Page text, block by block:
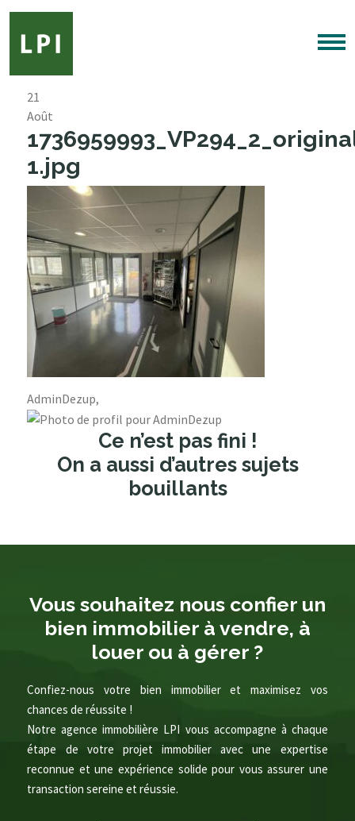
21
Août
1.jpg
AdminDezup,
Ce n’est pas fini !
On a aussi d’autres sujets
bouillants
Vous souhaitez nous confier un
bien immobilier à vendre, à
louer ou à gérer ?
Confiez-nous votre bien immobilier et maximisez vos
chances de réussite !
Notre agence immobilière LPI vous accompagne à chaque
étape de votre projet immobilier avec une expertise
reconnue et une expérience solide pour vous assurer une
transaction sereine et réussie.